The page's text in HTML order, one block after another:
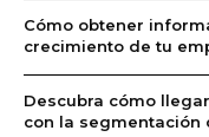
Cómo obtener
crecimiento de tu
Descubra cómo
con la segmentación